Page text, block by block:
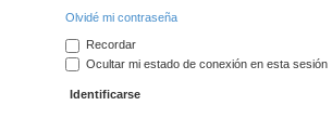
Olvidé mi contraseña
Recordar
Ocultar mi estado de conexión en esta sesión